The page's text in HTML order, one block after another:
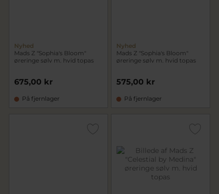
Nyhed
Mads Z "Sophia's Bloom"
øreringe sølv m. hvid topas
675,00 kr
På fjernlager
Nyhed
Mads Z "Sophia's Bloom"
øreringe sølv m. hvid topas
575,00 kr
På fjernlager